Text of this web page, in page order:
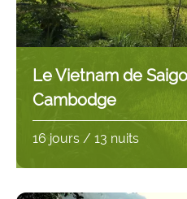
Le Vietnam de
Cambodge
16 jours / 13 nuits